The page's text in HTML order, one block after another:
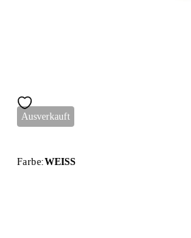
Ausverkauft
Farbe:WEISS